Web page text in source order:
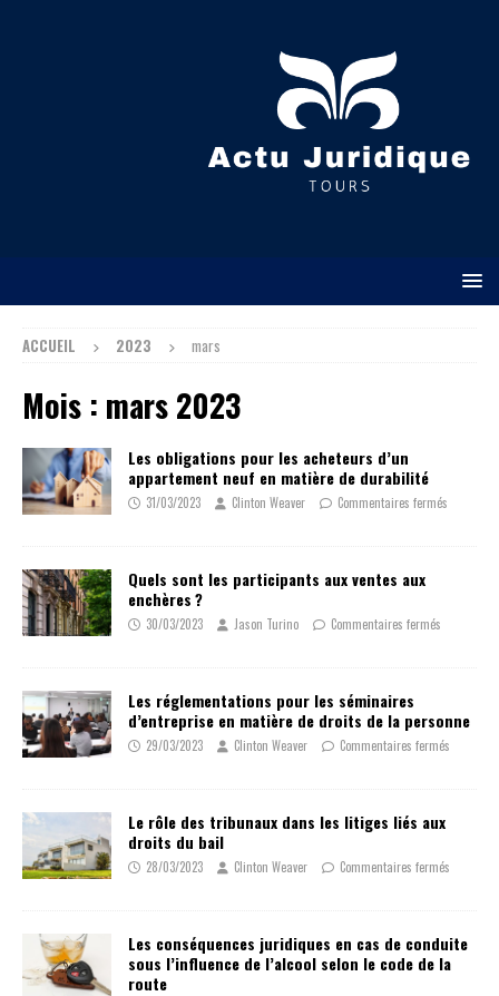
ACCUEIL 2023 mars
Mois : mars 2023
Les obligations pour les acheteurs d’un
appartement neuf en matière de durabilité
31/03/2023 Clinton Weaver Commentaires fermés
Quels sont les participants aux ventes aux
enchères ?
30/03/2023 Jason Turino Commentaires fermés
Les réglementations pour les séminaires
d’entreprise en matière de droits de la personne
29/03/2023 Clinton Weaver Commentaires fermés
Le rôle des tribunaux dans les litiges liés aux
droits du bail
28/03/2023 Clinton Weaver Commentaires fermés
Les conséquences juridiques en cas de conduite
sous l’influence de l’alcool selon le code de la
route